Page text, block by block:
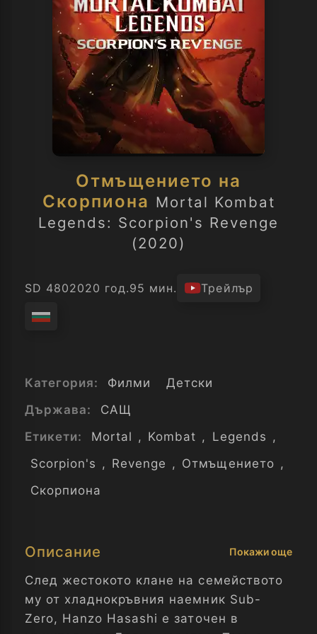
Отмъщението на
Скорпиона Mortal Kombat
Legends: Scorpion's Revenge
(2020)
SD 4802020 год.95 мин. Трейлър
Категория: Филми
Детски
Държава:
САЩ
Етикети:
Mortal , Kombat , Legends ,
Scorpion's , Revenge , Отмъщението ,
Скорпиона
Описание Покажи още
След жестокото клане на семейството
му от хладнокръвния наемник Sub-
Zero, Hanzo Hasashi е заточен в